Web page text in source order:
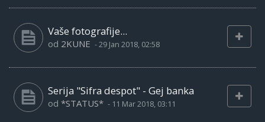
Vaše fotografije...
od 2KUNE -29 Jan 2018, 02:58
Serija "Sifra despot" - Gej banka
od *STATUS* - 11 Mar 2018, 03:11